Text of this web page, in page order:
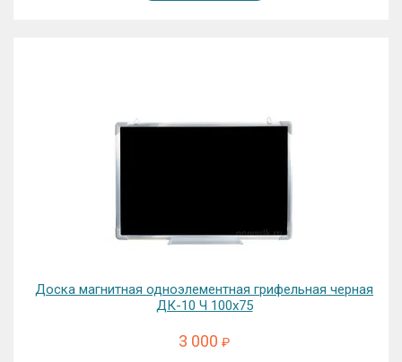
Доска магнитная одноэлементная грифельная черная
ДК-10 Ч 100х75
3 000 ₽